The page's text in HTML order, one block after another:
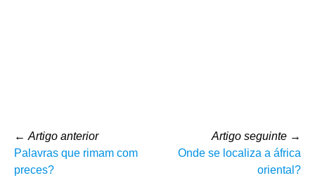
← Artigo anterior
Palavras que rimam com
preces?
Artigo seguinte →
Onde se localiza a áfrica
oriental?